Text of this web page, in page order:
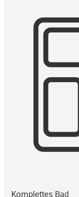
Komplettes Bad